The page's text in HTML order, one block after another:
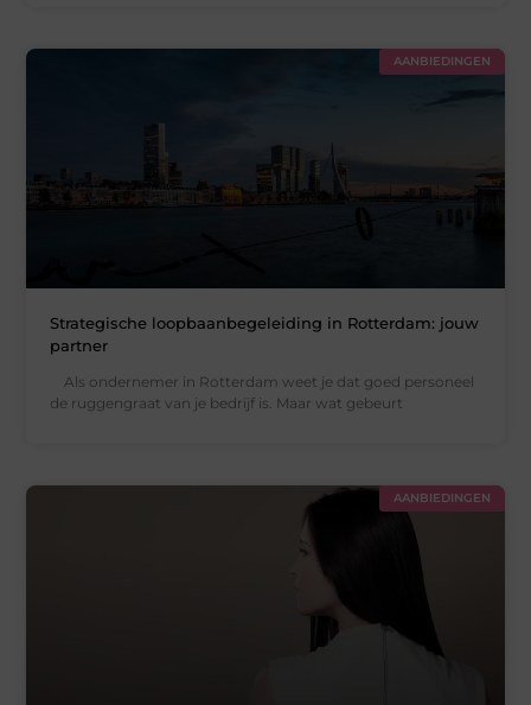
AANBIEDINGEN
Strategische loopbaanbegeleiding in Rotterdam: jouw
partner
Als ondernemer in Rotterdam weet je dat goed personeel
de ruggengraat van je bedrijf is. Maar wat gebeurt
AANBIEDINGEN